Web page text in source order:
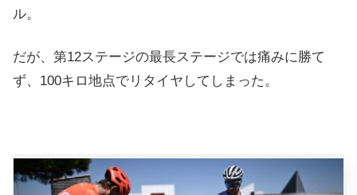
ル。
だが、第12ステージの最長ステージでは痛みに勝て
ず、100キロ地点でリタイヤしてしまった。